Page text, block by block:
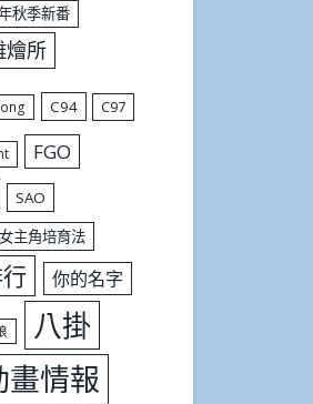
秋季新番
燴所
C94 C97
FGO
SAO
主角培育法
你的名字
八掛
畫情報